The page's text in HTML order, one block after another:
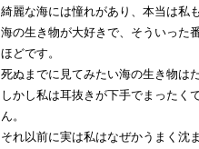
綺麗な海には憧れがあり、本当は私
海の生き物が大好きで、そういった
ほどです。
死ぬまでに見てみたい海の生き物は
しかし私は耳抜きが下手でまったく
ん。
それ以前に実は私はなぜかうまく沈